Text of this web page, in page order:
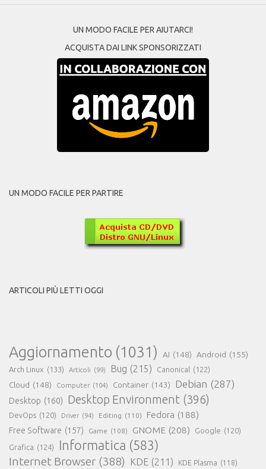
UN MODO FACILE PER AIUTARCI!
ACQUISTA DAI LINK SPONSORIZZATI
UN MODO FACILE PER PARTIRE
ARTICOLI PIÙ LETTI OGGI
Aggiornamento (1031) AI (148) Android (155)
Arch Linux (133) Articoli (99) Bug (215) Canonical (122)
Cloud (148) Computer (104) Container (143) Debian (287)
Desktop (160) Desktop Environment (396)
DevOps (120) Driver (94) Editing (110) Fedora (188)
Free Software (157) Game (108) GNOME (208) Google (120)
Grafica (124) Informatica (583)
Internet Browser (388) KDE (211) KDE Plasma (118)